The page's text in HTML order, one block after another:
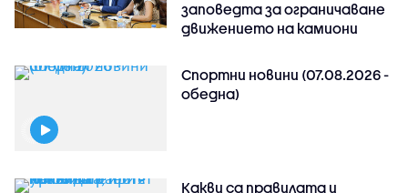
заповедта за ограничаване
движението на камиони
Спортни новини (07.08.2026 -
обедна)
Какви са правилата и